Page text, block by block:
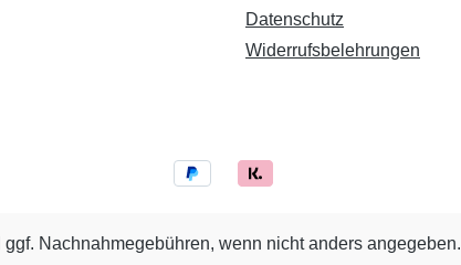
Datenschutz
Widerrufsbelehrungen
ggf. Nachnahmegebühren, wenn nicht anders angegeben.